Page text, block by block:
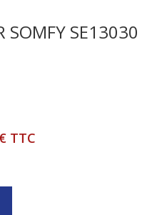
SOMFY SE13030
TTC